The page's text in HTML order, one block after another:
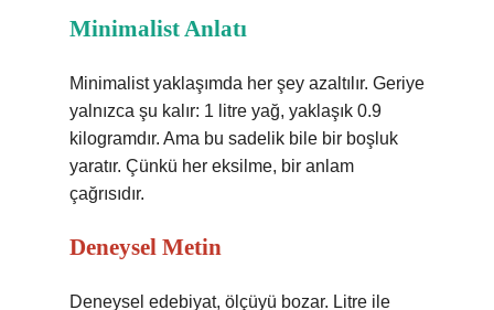
Minimalist Anlatı
Minimalist yaklaşımda her şey azaltılır. Geriye
yalnızca şu kalır: 1 litre yağ, yaklaşık 0.9
kilogramdır. Ama bu sadelik bile bir boşluk
yaratır. Çünkü her eksilme, bir anlam
çağrısıdır.
Deneysel Metin
Deneysel edebiyat, ölçüyü bozar. Litre ile